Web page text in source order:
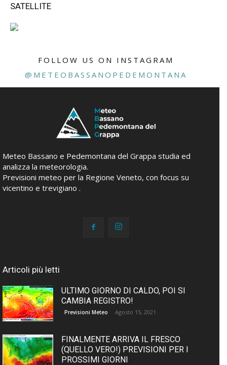
SATELLITE
FOLLOW US ON INSTAGRAM
@METEOBASSANOPEDEMONTANA
Meteo Bassano e Pedemontana del Grappa studia ed
analizza la meteorologia.
Previsioni meteo per la Regione Veneto, con focus su
vicentino e trevigiano .
Articoli più letti
ULTIMO GIORNO DI CALDO, POI SI
CAMBIA REGISTRO!
Previsioni Meteo Agosto 15, 2021
FINALMENTE ARRIVA IL FRESCO
(QUELLO VERO!) PREVISIONI PER I
PROSSIMI GIORNI